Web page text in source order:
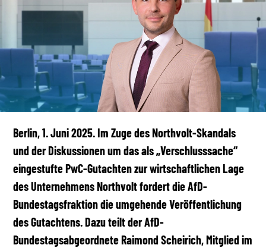
MEDIATHEK
Berlin, 1. Juni 2025. Im Zuge des Northvolt-Skandals
und der Diskussionen um das als „Verschlusssache“
eingestufte PwC-Gutachten zur wirtschaftlichen Lage
des Unternehmens Northvolt fordert die AfD-
Bundestagsfraktion die umgehende Veröffentlichung
des Gutachtens. Dazu teilt der AfD-
Bundestagsabgeordnete Raimond Scheirich, Mitglied im